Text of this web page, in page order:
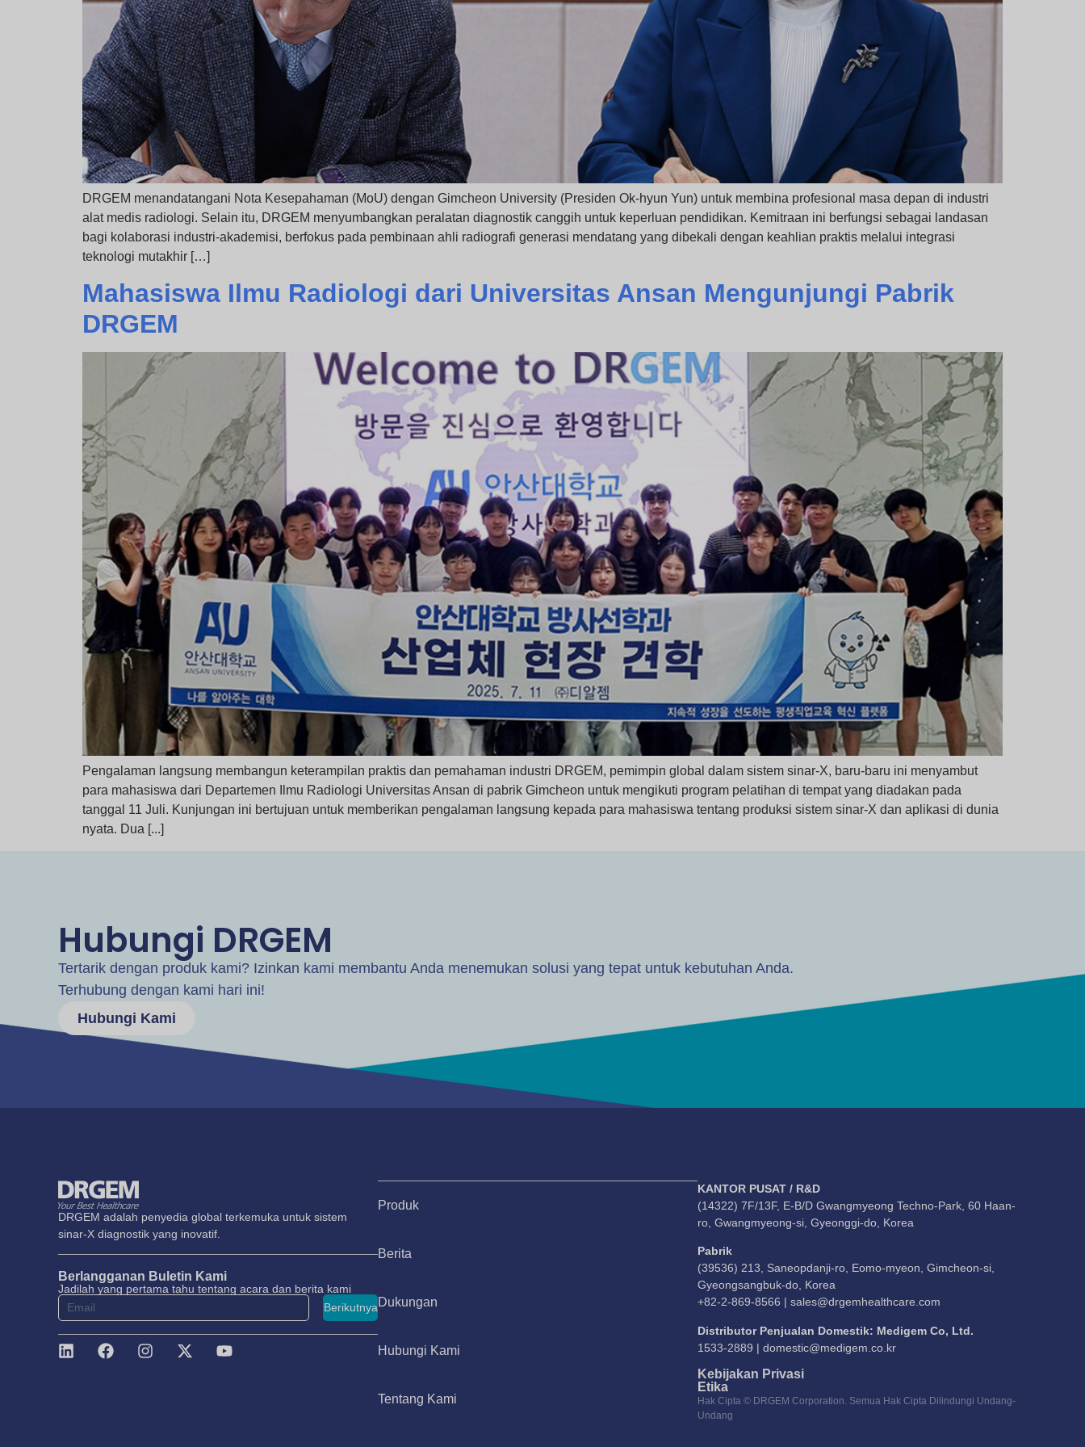
DRGEM menandatangani Nota Kesepahaman (MoU) dengan Gimcheon University (Presiden Ok-hyun Yun) untuk membina profesional masa depan di industri
alat medis radiologi. Selain itu, DRGEM menyumbangkan peralatan diagnostik canggih untuk keperluan pendidikan. Kemitraan ini berfungsi sebagai landasan
bagi kolaborasi industri-akademisi, berfokus pada pembinaan ahli radiografi generasi mendatang yang dibekali dengan keahlian praktis melalui integrasi
teknologi mutakhir […]
Mahasiswa Ilmu Radiologi dari Universitas Ansan Mengunjungi Pabrik
DRGEM
Pengalaman langsung membangun keterampilan praktis dan pemahaman industri DRGEM, pemimpin global dalam sistem sinar-X, baru-baru ini menyambut
para mahasiswa dari Departemen Ilmu Radiologi Universitas Ansan di pabrik Gimcheon untuk mengikuti program pelatihan di tempat yang diadakan pada
tanggal 11 Juli. Kunjungan ini bertujuan untuk memberikan pengalaman langsung kepada para mahasiswa tentang produksi sistem sinar-X dan aplikasi di dunia
nyata. Dua [...]
Hubungi DRGEM
Tertarik dengan produk kami? Izinkan kami membantu Anda menemukan solusi yang tepat untuk kebutuhan Anda.
Terhubung dengan kami hari ini!
Hubungi Kami
DRGEM adalah penyedia global terkemuka untuk sistem
sinar-X diagnostik yang inovatif.
Berlangganan Buletin Kami
Jadilah yang pertama tahu tentang acara dan berita kami
Berikutnya
Produk
Berita
Dukungan
Hubungi Kami
Tentang Kami
KANTOR PUSAT / R&D
(14322) 7F/13F, E-B/D Gwangmyeong Techno-Park, 60 Haan-
ro, Gwangmyeong-si, Gyeonggi-do, Korea
Pabrik
(39536) 213, Saneopdanji-ro, Eomo-myeon, Gimcheon-si,
Gyeongsangbuk-do, Korea
+82-2-869-8566 | sales@drgemhealthcare.com
Distributor Penjualan Domestik: Medigem Co, Ltd.
1533-2889 | domestic@medigem.co.kr
Kebijakan Privasi
Etika
Hak Cipta © DRGEM Corporation. Semua Hak Cipta Dilindungi Undang-
Undang